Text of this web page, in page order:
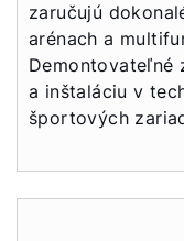
zaručujú
arénach a
Demontovateľné
a inštaláciu v
športových